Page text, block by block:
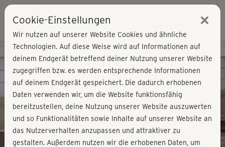
Play
Video
Kursvorschau - Jetzt mitmachen!
Cookie-Einstellungen ×
Wir nutzen auf unserer Website Cookies und ähnliche
Technologien. Auf diese Weise wird auf Informationen auf
deinem Endgerät betreffend deiner Nutzung unserer Website
zugegriffen bzw. es werden entsprechende Informationen
auf deinem Endgerät gespeichert. Die dadurch erhobenen
Daten verwenden wir, um die Website funktionsfähig
bereitzustellen, deine Nutzung unserer Website auszuwerten
und so Funktionalitäten sowie Inhalte auf unserer Website an
das Nutzerverhalten anzupassen und attraktiver zu
gestalten. Außerdem nutzen wir die erhobenen Daten, um